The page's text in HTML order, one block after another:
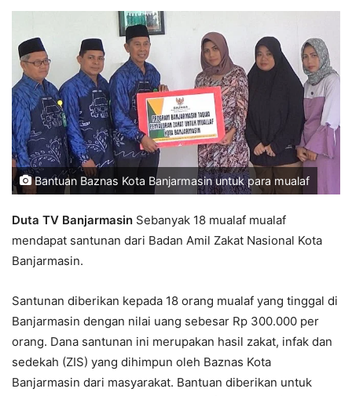
Bantuan Baznas Kota Banjarmasin untuk para mualaf
Duta TV Banjarmasin Sebanyak 18 mualaf mualaf
mendapat santunan dari Badan Amil Zakat Nasional Kota
Banjarmasin.
Santunan diberikan kepada 18 orang mualaf yang tinggal di
Banjarmasin dengan nilai uang sebesar Rp 300.000 per
orang. Dana santunan ini merupakan hasil zakat, infak dan
sedekah (ZIS) yang dihimpun oleh Baznas Kota
Banjarmasin dari masyarakat. Bantuan diberikan untuk